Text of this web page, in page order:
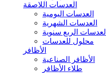
العدسات اللاصقة
العدسات اليومية
العدسات الشهرية
العدسات الربع سنوية
محلول للعدسات
الأظافر
الأظافر الصناعية
طلاء الأظافر